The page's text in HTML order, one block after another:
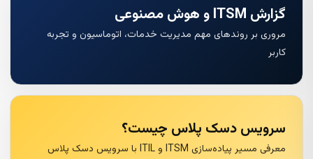
گزارش ITSM و هوش مصنوعی
مروری بر روندهای مهم مدیریت خدمات، اتوماسیون و تجربه
کاربر
سرویس دسک پلاس چیست؟
معرفی مسیر پیاده‌سازی ITSM و ITIL با سرویس دسک پلاس